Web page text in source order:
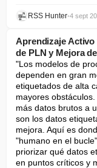
RSS Hunter•4 sept
Aprendizaje
de PLN y Mejora
"Los modelos de
dependen en gran
etiquetados de alta
mayores
más datos brutos a
son los datos
mejora. Aquí es
"humano en el
priorizar qué datos
en puntos críticos y